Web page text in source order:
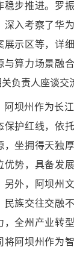
稳步推进。罗
深入考察了华
展示区等，详
与算力场景融
负责人座谈交
阿坝州作为长
保护红线，依
，坐拥得天独
优势，具备发
另外，阿坝州
族交往交融
，全州产业转
将阿坝州作为